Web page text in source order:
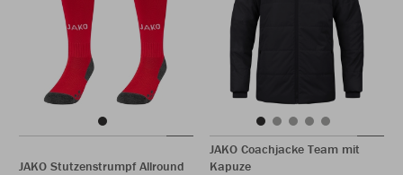
JAKO Stutzenstrumpf Allround
JAKO Coachjacke Team mit
Kapuze